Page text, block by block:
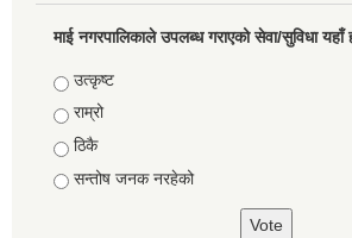
माई नगरपालिकाले उपलब्ध गराएको सेवा/सुविधा
Choices
उत्कृष्ट
राम्रो
ठिकै
सन्तोष जनक नरहेको